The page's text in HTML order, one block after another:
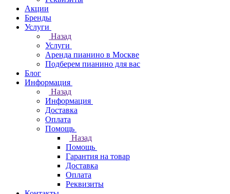
Акции
Бренды
Услуги
Назад
Услуги
Аренда пианино в Москве
Подберем пианино для вас
Блог
Информация
Назад
Информация
Доставка
Оплата
Помощь
Назад
Помощь
Гарантия на товар
Доставка
Оплата
Реквизиты